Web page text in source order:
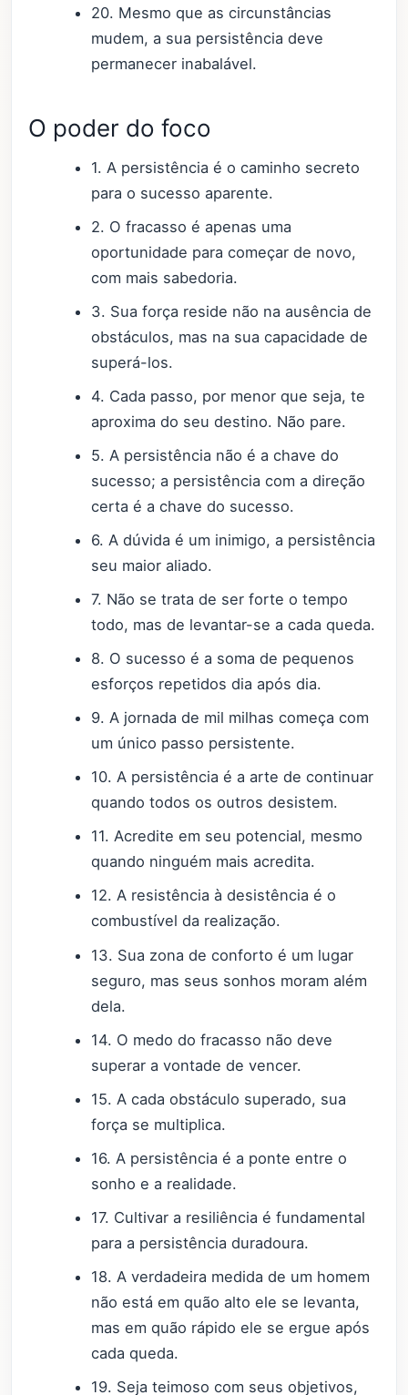
20. Mesmo que as circunstâncias
mudem, a sua persistência deve
permanecer inabalável.
O poder do foco
1. A persistência é o caminho secreto
para o sucesso aparente.
2. O fracasso é apenas uma
oportunidade para começar de novo,
com mais sabedoria.
3. Sua força reside não na ausência de
obstáculos, mas na sua capacidade de
superá-los.
4. Cada passo, por menor que seja, te
aproxima do seu destino. Não pare.
5. A persistência não é a chave do
sucesso; a persistência com a direção
certa é a chave do sucesso.
6. A dúvida é um inimigo, a persistência
seu maior aliado.
7. Não se trata de ser forte o tempo
todo, mas de levantar-se a cada queda.
8. O sucesso é a soma de pequenos
esforços repetidos dia após dia.
9. A jornada de mil milhas começa com
um único passo persistente.
10. A persistência é a arte de continuar
quando todos os outros desistem.
11. Acredite em seu potencial, mesmo
quando ninguém mais acredita.
12. A resistência à desistência é o
combustível da realização.
13. Sua zona de conforto é um lugar
seguro, mas seus sonhos moram além
dela.
14. O medo do fracasso não deve
superar a vontade de vencer.
15. A cada obstáculo superado, sua
força se multiplica.
16. A persistência é a ponte entre o
sonho e a realidade.
17. Cultivar a resiliência é fundamental
para a persistência duradoura.
18. A verdadeira medida de um homem
não está em quão alto ele se levanta,
mas em quão rápido ele se ergue após
cada queda.
19. Seja teimoso com seus objetivos,